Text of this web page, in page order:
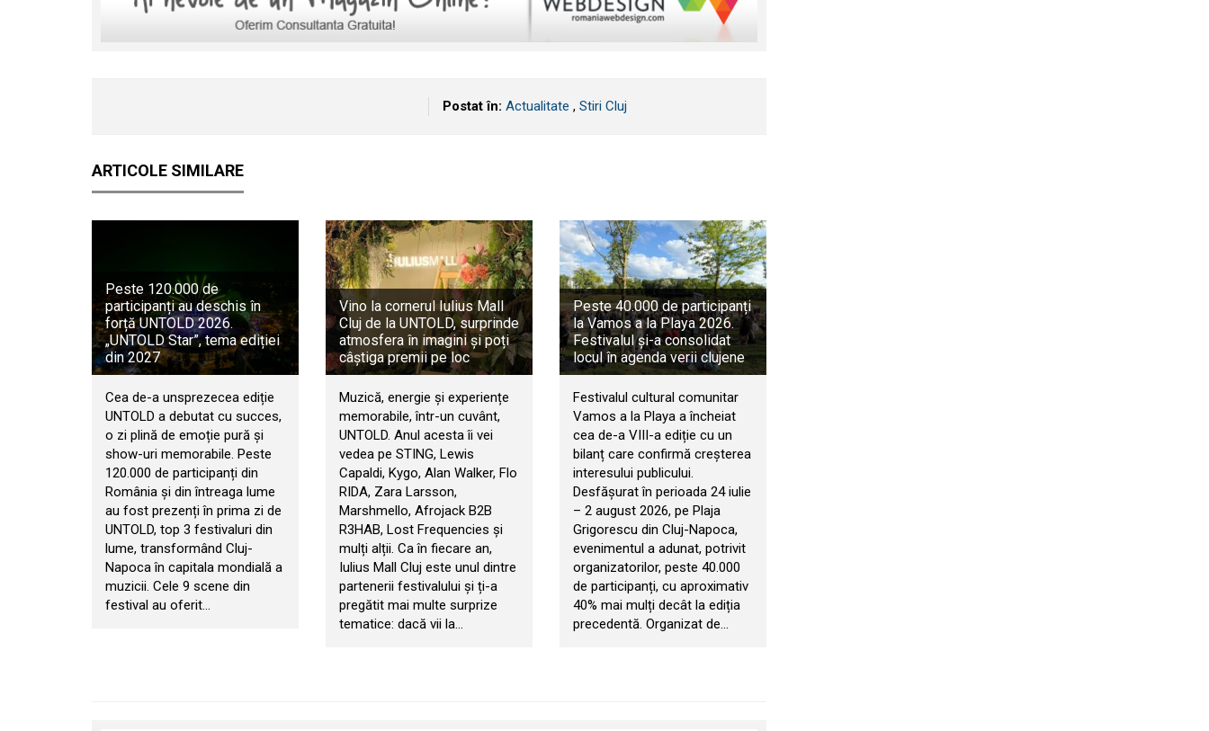
Postat în: Actualitate , Stiri Cluj
ARTICOLE SIMILARE
Peste 120.000 de
participanți au deschis în
forță UNTOLD 2026.
„UNTOLD Star”, tema ediției
din 2027
Cea de-a unsprezecea ediție
UNTOLD a debutat cu succes,
o zi plină de emoție pură și
show-uri memorabile. Peste
120.000 de participanți din
România și din întreaga lume
au fost prezenți în prima zi de
UNTOLD, top 3 festivaluri din
lume, transformând Cluj-
Napoca în capitala mondială a
muzicii. Cele 9 scene din
festival au oferit…
Vino la cornerul Iulius Mall
Cluj de la UNTOLD, surprinde
atmosfera în imagini și poți
câștiga premii pe loc
Muzică, energie și experiențe
memorabile, într-un cuvânt,
UNTOLD. Anul acesta îi vei
vedea pe STING, Lewis
Capaldi, Kygo, Alan Walker, Flo
RIDA, Zara Larsson,
Marshmello, Afrojack B2B
R3HAB, Lost Frequencies și
mulți alții. Ca în fiecare an,
Iulius Mall Cluj este unul dintre
partenerii festivalului și ți-a
pregătit mai multe surprize
tematice: dacă vii la…
Peste 40.000 de participanți
la Vamos a la Playa 2026.
Festivalul și-a consolidat
locul în agenda verii clujene
Festivalul cultural comunitar
Vamos a la Playa a încheiat
cea de-a VIII-a ediție cu un
bilanț care confirmă creșterea
interesului publicului.
Desfășurat în perioada 24 iulie
– 2 august 2026, pe Plaja
Grigorescu din Cluj-Napoca,
evenimentul a adunat, potrivit
organizatorilor, peste 40.000
de participanți, cu aproximativ
40% mai mulți decât la ediția
precedentă. Organizat de…